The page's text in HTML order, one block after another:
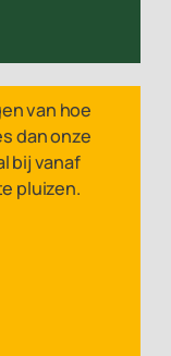
van hoe
dan onze
bij vanaf
pluizen.